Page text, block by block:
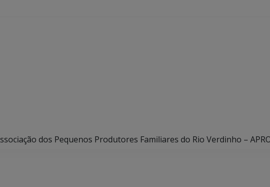
dos Pequenos Produtores Familiares do Rio Verdinho –